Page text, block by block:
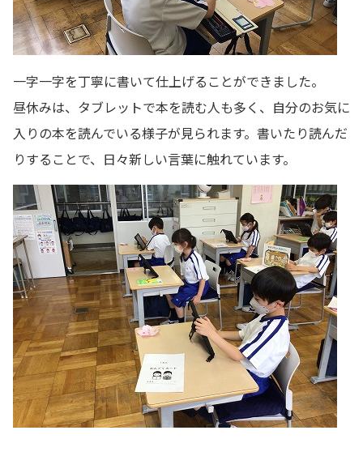
一字一字を丁寧に書いて仕上げることができました。
昼休みは、タブレットで本を読む人も多く、自分のお気に
入りの本を読んでいる様子が見られます。書いたり読んだ
りすることで、日々新しい言葉に触れています。